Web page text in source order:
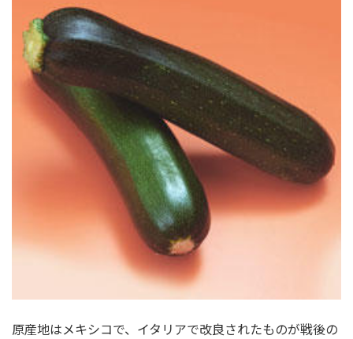
原産地はメキシコで、イタリアで改良されたものが戦後の